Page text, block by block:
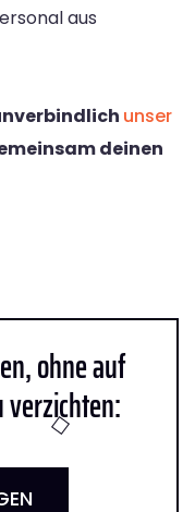
aus
unser
deinen
ohne auf